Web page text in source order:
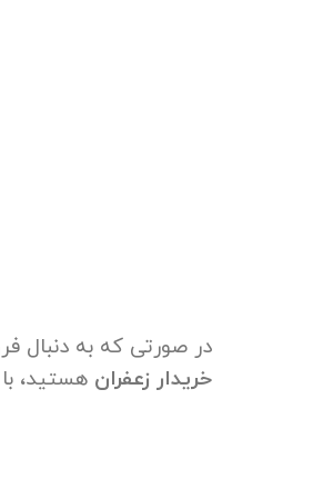
در صورتی که به دنبال
خریدار زعفران هستید،